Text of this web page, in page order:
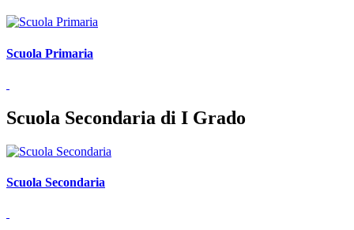
Scuola Primaria
Scuola Secondaria di I Grado
Scuola Secondaria